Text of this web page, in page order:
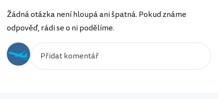
Žádná otázka není hloupá ani špatná. Pokud známe
odpověď, rádi se o ni podělíme.